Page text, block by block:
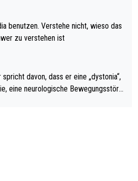
Nur eins wundert mich: Luke Little
der über Social Media GvV p
Mutter schießt öfters mal gegen Ric
benutzen. Verstehe nicht, wieso das
zu verstehen ist
davon, dass er eine „dystonia“,
eine neurologische Bewegungsstöru